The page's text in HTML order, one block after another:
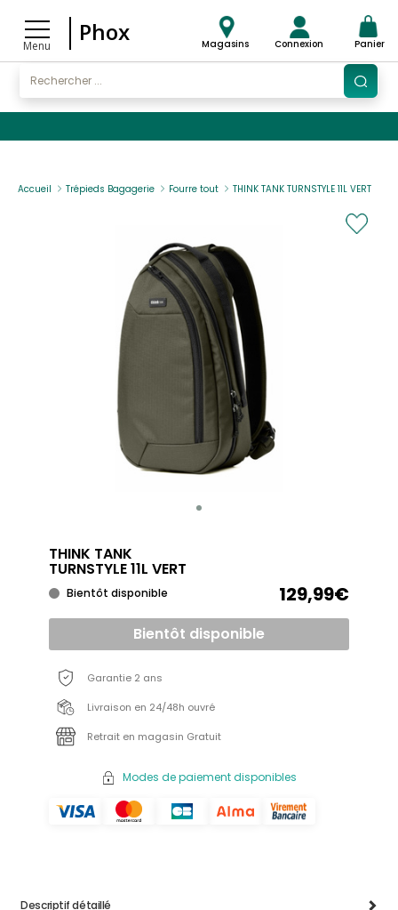
Menu
Phox Magasins Connexion Panier
Accueil Trépieds Bagagerie Fourre tout THINK TANK TURNSTYLE 11L VERT
THINK TANK
TURNSTYLE 11L VERT
Bientôt disponible 129,99€
Bientôt disponible
Garantie 2 ans
Livraison en 24/48h ouvré
Retrait en magasin Gratuit
Modes de paiement disponibles
Descriptif détaillé